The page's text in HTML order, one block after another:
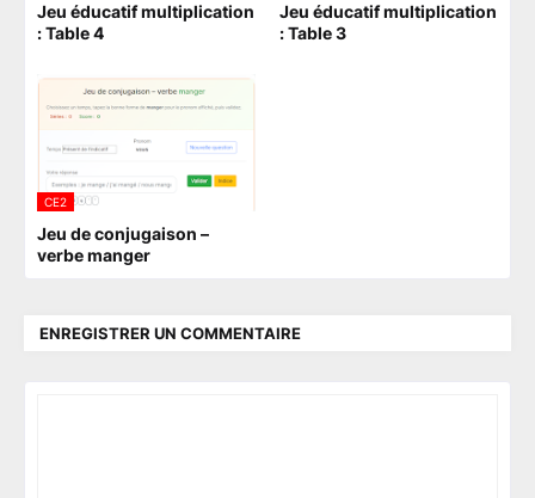
Jeu éducatif multiplication
: Table 4
Jeu éducatif multiplication
: Table 3
CE2
Jeu de conjugaison –
verbe manger
ENREGISTRER UN COMMENTAIRE